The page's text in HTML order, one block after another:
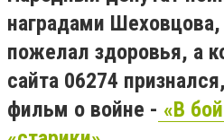
наградами
пожелал здоровья, а
сайта 06274
фильм о войне - «В